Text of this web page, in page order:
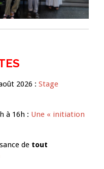
2026 : Stage
à 16h : Une « initiation
de tout